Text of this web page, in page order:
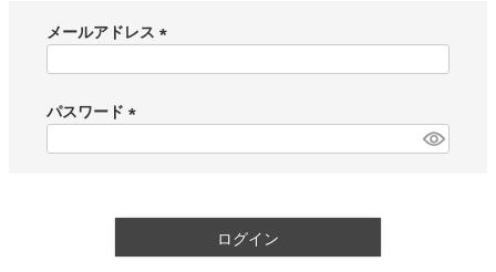
メールアドレス
)
パスワード
ログイン